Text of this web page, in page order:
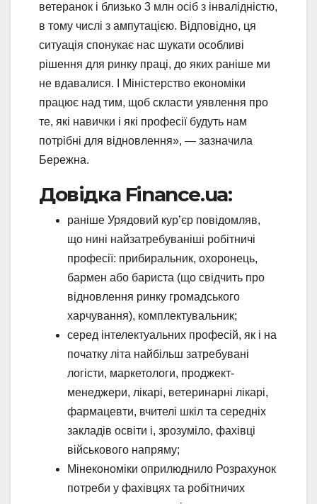
ветеранок і близько 3 млн осіб з інвалідністю,
в тому числі з ампутацією. Відповідно, ця
ситуація спонукає нас шукати особливі
рішення для ринку праці, до яких раніше ми
не вдавалися. І Міністерство економіки
працює над тим, щоб скласти уявлення про
те, які навички і які професії будуть нам
потрібні для відновлення», — зазначила
Бережна.
Довідка Finance.ua:
раніше Урядовий кур’єр повідомляв,
що нині найзатребуваніші робітничі
професії: прибиральник, охоронець,
бармен або бариста (що свідчить про
відновлення ринку громадського
харчування), комплектувальник;
серед інтелектуальних професій, як і на
початку літа найбільш затребувані
логісти, маркетологи, проджект-
менеджери, лікарі, ветеринарні лікарі,
фармацевти, вчителі шкіл та середніх
закладів освіти і, зрозуміло, фахівці
військового напряму;
Мінекономіки оприлюднило Розрахунок
потреби у фахівцях та робітничих